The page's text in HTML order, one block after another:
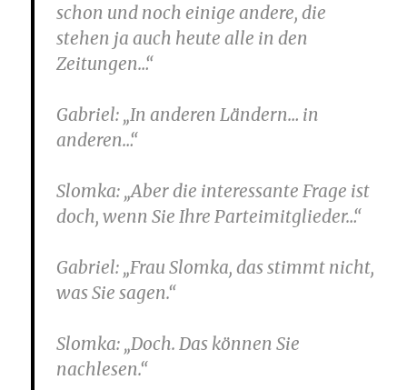
schon und noch einige andere, die
stehen ja auch heute alle in den
Zeitungen…“
Gabriel: „In anderen Ländern… in
anderen…“
Slomka: „Aber die interessante Frage ist
doch, wenn Sie Ihre Parteimitglieder…“
Gabriel: „Frau Slomka, das stimmt nicht,
was Sie sagen.“
Slomka: „Doch. Das können Sie
nachlesen.“